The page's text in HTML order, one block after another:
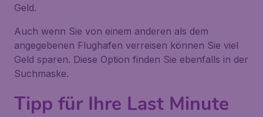
Geld.
Auch wenn Sie von einem anderen als dem
angegebenen Flughafen verreisen können Sie viel
Geld sparen. Diese Option finden Sie ebenfalls in der
Suchmaske.
Tipp für Ihre Last Minute